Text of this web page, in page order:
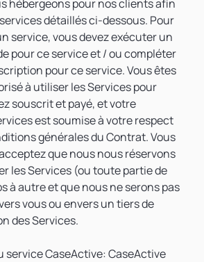
hébergeons pour nos clients afin
détaillés ci-dessous. Pour
service, vous devez exécuter un
pour ce service et / ou compléter
pour ce service. Vous êtes
à utiliser les Services pour
souscrit et payé, et votre
est soumise à votre respect
générales du Contrat. Vous
que nous nous réservons
les Services (ou toute partie de
à autre et que nous ne serons pas
vous ou envers un tiers de
des Services.
service CaseActive: CaseActive